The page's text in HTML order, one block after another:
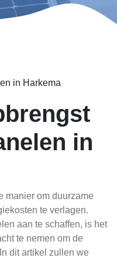
in Harkema
in
manier om duurzame
te verlagen.
aan te schaffen, is het
te nemen om de
dit artikel zullen we